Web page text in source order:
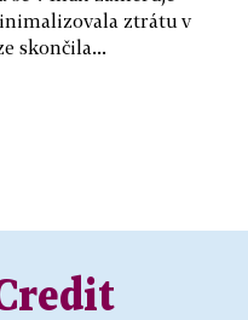
ztrátu v
skončila...